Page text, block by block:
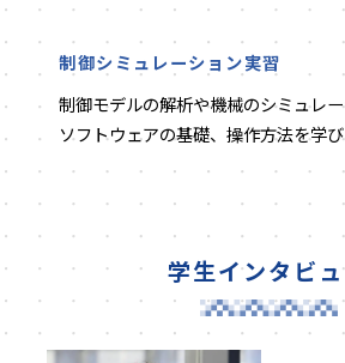
制御シミュレーション実習
制御モデルの解析や機械のシミュレ
ソフトウェアの基礎、操作方法を学び
学生インタビ